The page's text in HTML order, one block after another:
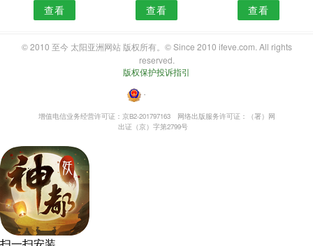
查看 查看 查看
© 2010 至今 太阳亚洲网站 版权所有。© Since 2010 ifeve.com. All rights
reserved.
版权保护投诉指引
・
增值电信业务经营许可证：京B2-201797163
网络出版服务许可证：（署）网
出证（京）字第2799号